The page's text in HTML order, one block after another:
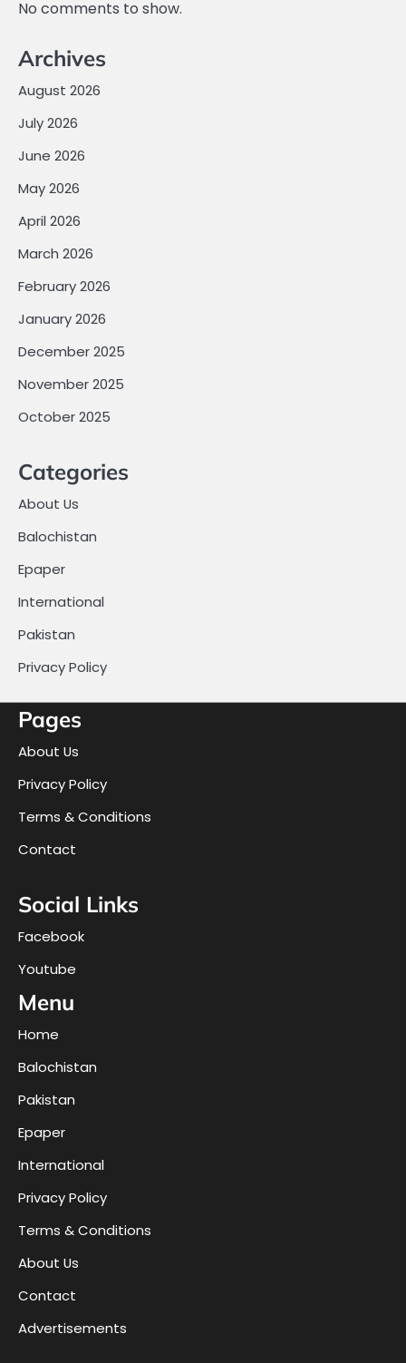
No comments to show.
Archives
August 2026
July 2026
June 2026
May 2026
April 2026
March 2026
February 2026
January 2026
December 2025
November 2025
October 2025
Categories
About Us
Balochistan
Epaper
International
Pakistan
Privacy Policy
Pages
About Us
Privacy Policy
Terms & Conditions
Contact
Social Links
Facebook
Youtube
Menu
Home
Balochistan
Pakistan
Epaper
International
Privacy Policy
Terms & Conditions
About Us
Contact
Advertisements